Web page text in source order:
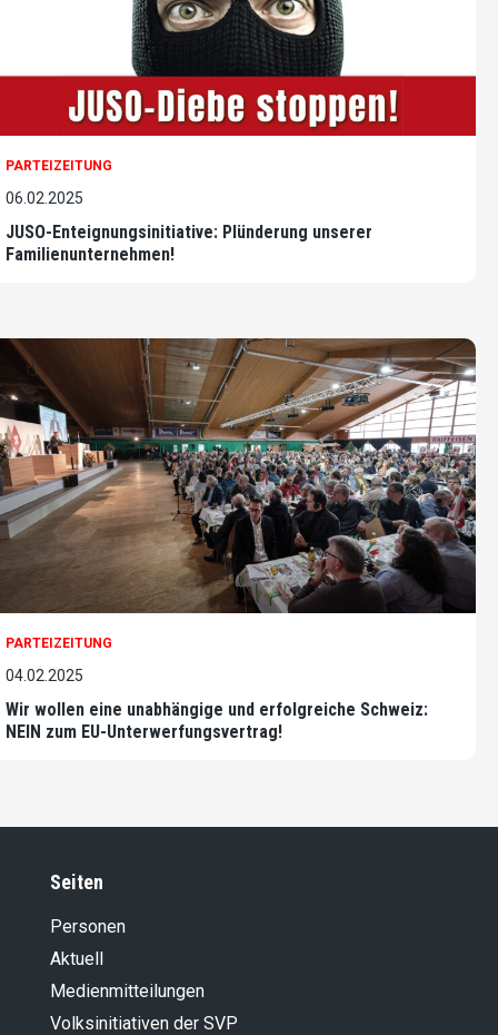
PARTEIZEITUNG
06.02.2025
JUSO-Enteignungsinitiative: Plünderung unserer
Familienunternehmen!
PARTEIZEITUNG
04.02.2025
Wir wollen eine unabhängige und erfolgreiche Schweiz:
NEIN zum EU-Unterwerfungsvertrag!
Seiten
Personen
Aktuell
Medienmitteilungen
Volksinitiativen der SVP